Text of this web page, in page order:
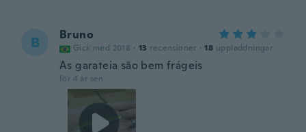
B Bruno
Gick med 2018 · 13 recensioner · 18 uppladdningar
As garateia são bem frágeis
för 4 år sen